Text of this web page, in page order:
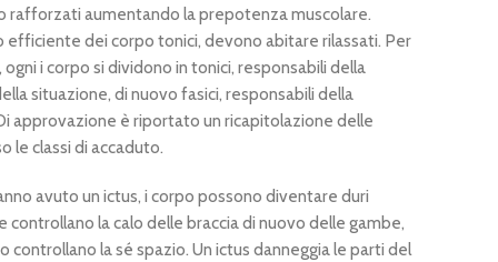
rafforzati aumentando la prepotenza muscolare.
efficiente dei corpo tonici, devono abitare rilassati. Per
i corpo si dividono in tonici, responsabili della
situazione, di nuovo fasici, responsabili della
approvazione è riportato un ricapitolazione delle
le classi di accaduto.
avuto un ictus, i corpo possono diventare duri
controllano la calo delle braccia di nuovo delle gambe,
controllano la sé spazio. Un ictus danneggia le parti del